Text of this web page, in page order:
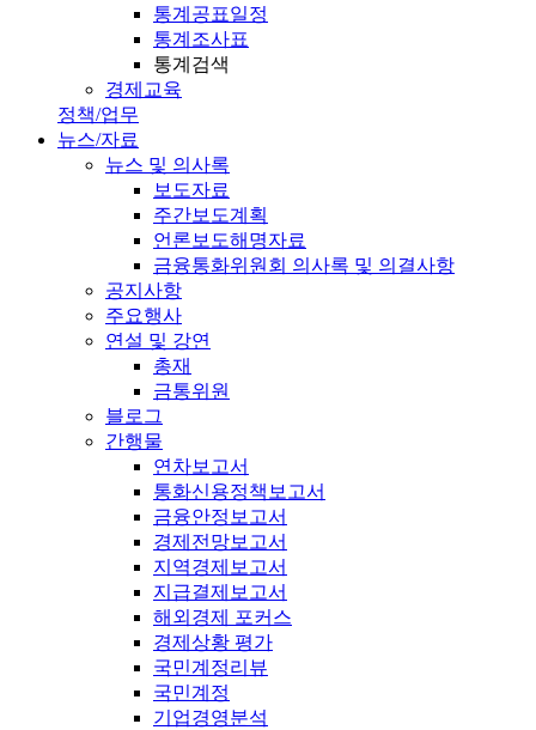
통계공표일정
통계조사표
통계검색
경제교육
정책/업무
뉴스/자료
뉴스 및 의사록
보도자료
주간보도계획
언론보도해명자료
금융통화위원회 의사록 및 의결사항
공지사항
주요행사
연설 및 강연
총재
금통위원
블로그
간행물
연차보고서
통화신용정책보고서
금융안정보고서
경제전망보고서
지역경제보고서
지급결제보고서
해외경제 포커스
경제상황 평가
국민계정리뷰
국민계정
기업경영분석